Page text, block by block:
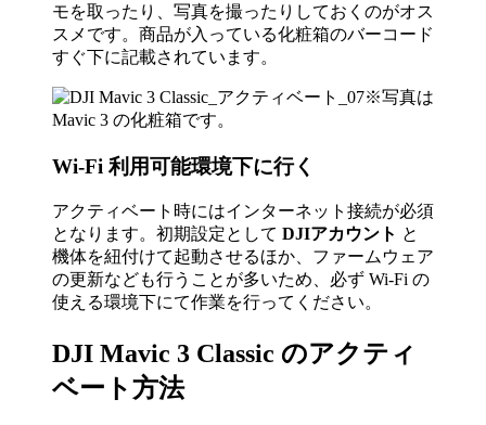
モを取ったり、写真を撮ったりしておくのがオス
スメです。商品が入っている化粧箱のバーコード
すぐ下に記載されています。
※写真は
Mavic 3 の化粧箱です。
Wi-Fi 利用可能環境下に行く
アクティベート時にはインターネット接続が必須
となります。初期設定として DJIアカウント と
機体を紐付けて起動させるほか、ファームウェア
の更新なども行うことが多いため、必ず Wi-Fi の
使える環境下にて作業を行ってください。
DJI Mavic 3 Classic のアクティ
ベート方法